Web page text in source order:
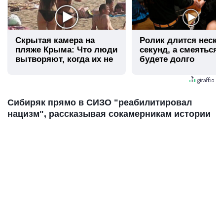
Скрытая камера на
пляже Крыма: Что люди
вытворяют, когда их не
Ролик длится
секунд, а
будете долго
Сибиряк прямо в СИЗО "реабилитировал
нацизм", рассказывая сокамерникам истории